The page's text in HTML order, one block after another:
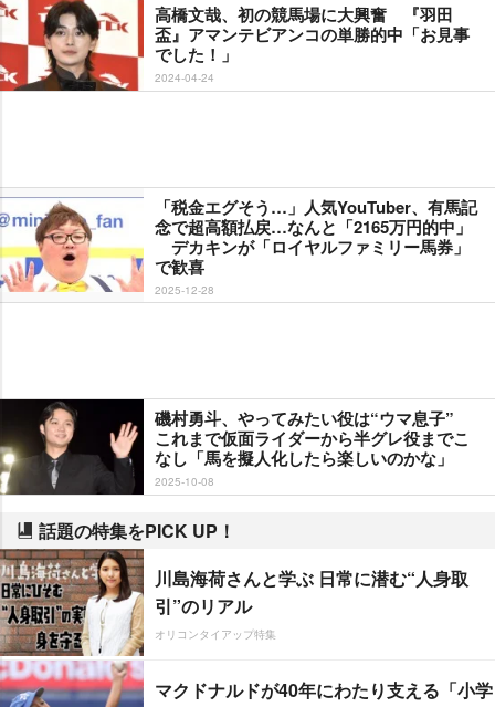
高橋文哉、初の競馬場に大興奮 『羽田
盃』アマンテビアンコの単勝的中「お見事
でした！」
2024-04-24
「税金エグそう…」人気YouTuber、有馬記
念で超高額払戻…なんと「2165万円的中」
デカキンが「ロイヤルファミリー馬券」
で歓喜
2025-12-28
磯村勇斗、やってみたい役は“ウマ息子”
これまで仮面ライダーから半グレ役までこ
なし「馬を擬人化したら楽しいのかな」
2025-10-08
話題の特集をPICK UP！
川島海荷さんと学ぶ 日常に潜む“人身取
引”のリアル
オリコンタイアップ特集
マクドナルドが40年にわたり支える「小学